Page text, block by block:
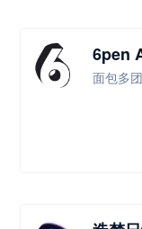
6pen
面包多